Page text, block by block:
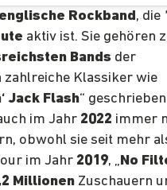
englische Rockband , die
aktiv ist. Sie gehören
Bands der
zahlreiche Klassiker wie
Jack Flash“
im Jahr 2022 immer
obwohl sie seit mehr
im Jahr 2019, „ No
Millionen Zuschauern